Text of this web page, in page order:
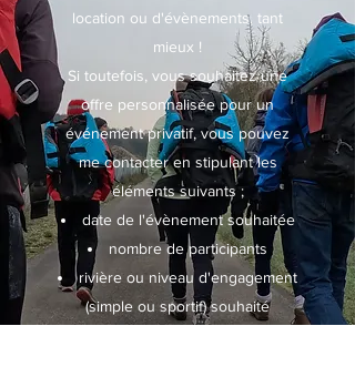
location ou d'évènements, tant
mieux !
Si toutefois, vous souhaitez une
offre personnalisée pour un
événement privatif, vous pouvez
me contacter en stipulant les
éléments suivants ;
date de l'évènement souhaitée
nombre de participants
rivière ou niveau d'engagement
(simple ou sportif) souhaité